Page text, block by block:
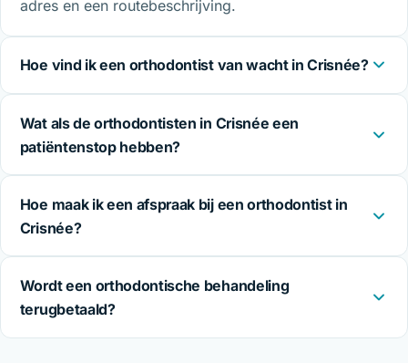
adres en een routebeschrijving.
Hoe vind ik een orthodontist van wacht in Crisnée?
Wat als de orthodontisten in Crisnée een
patiëntenstop hebben?
Hoe maak ik een afspraak bij een orthodontist in
Crisnée?
Wordt een orthodontische behandeling
terugbetaald?